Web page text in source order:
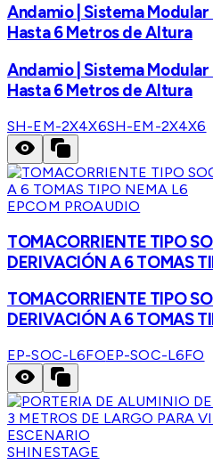
Andamio | Sistema
Hasta 6 Metros de Altura
Andamio | Sistema
Hasta 6 Metros de Altura
SH-EM-2X4X6SH-EM-2X4X6
EPCOM PROAUDIO
TOMACORRIENTE TIPO
DERIVACIÓN A 6 TOMAS
TOMACORRIENTE TIPO
DERIVACIÓN A 6 TOMAS
EP-SOC-L6FOEP-SOC-L6FO
SHINESTAGE